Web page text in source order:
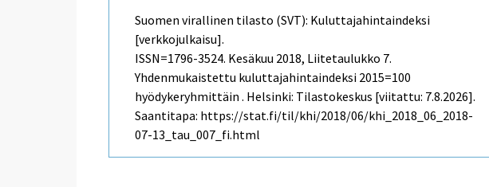
Suomen virallinen tilasto (SVT): Kuluttajahintaindeksi
[verkkojulkaisu].
ISSN=1796-3524. Kesäkuu 2018, Liitetaulukko 7.
Yhdenmukaistettu kuluttajahintaindeksi 2015=100
hyödykeryhmittäin . Helsinki: Tilastokeskus [viitattu: 7.8.2026].
Saantitapa: https://stat.fi/til/khi/2018/06/khi_2018_06_2018-
07-13_tau_007_fi.html